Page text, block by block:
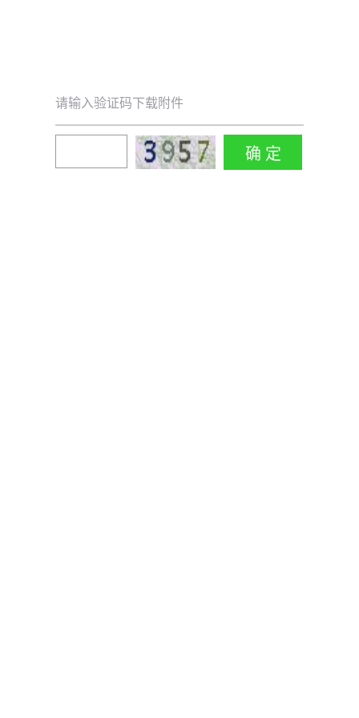
请输入验证码下载附件